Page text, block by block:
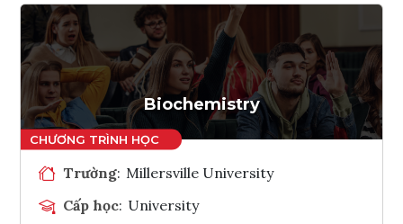
Biochemistry
Trường: Millersville University
Cấp học: University